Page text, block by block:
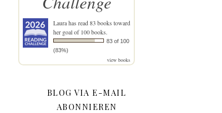
Laurahas read 83 books toward
her goal of 100 books.
83 of 100
(83%)
view books
BLOG VIA E-MAIL
ABONNIEREN